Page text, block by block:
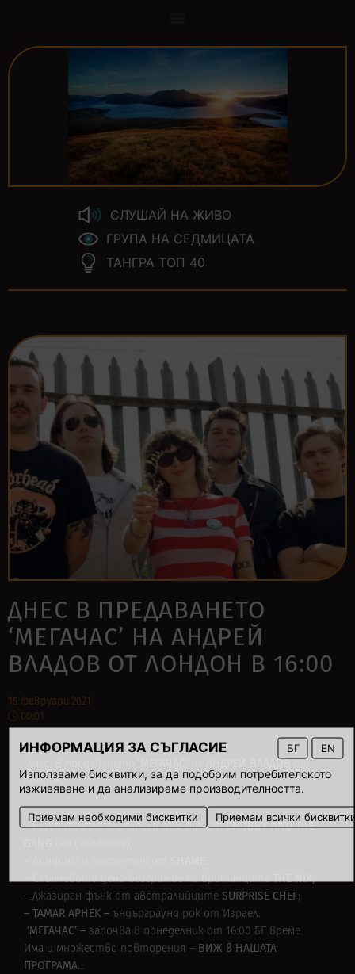
ИНФОРМАЦИЯ ЗА СЪГЛАСИЕ БГ EN
Използваме бисквитки, за да подобрим потребителското
изживяване и да анализираме производителността.
Приемам необходими бисквитки Приемам всички
СЛУШАЙ НА ЖИВО
ГРУПА НА СЕДМИЦАТА
ТАНГРА ТОП 40
ДНЕС В ПРЕДАВАНЕТО
‘МЕГАЧАС’ НА АНДРЕЙ
ВЛАДОВ ОТ ЛОНДОН В 16:00
15 февруари 2021
00:01
АНДРЕЙ ВЛАДОВ
Лондон:
–Разстрелващ английски пъб-рок отCHUBBY AND THE
–Слънчевото денс-безгрижие на британцитеTHE NIX;
– Джазиран фънк от австралийците SURPRISE CHEF;
– TAMAR APHEK – ъндърграунд рок от Израел.
‘МЕГАЧАС’ – започва в понеделник от 16:00 БГ време.
Има и множество повторения – ВИЖ в НАШАТА
ПРОГРАМА...